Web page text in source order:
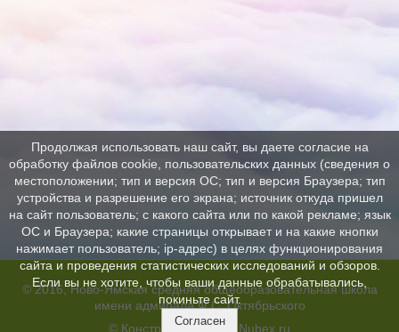
© 2016, Ново-Ямская средняя общеобразовательная школа
имени адмирала Ф.С. Октябрьского
© Конструктор сайтов Nubex.ru
Продолжая использовать наш сайт, вы даете согласие на
обработку файлов cookie, пользовательских данных (сведения о
местоположении; тип и версия ОС; тип и версия Браузера; тип
устройства и разрешение его экрана; источник откуда пришел
на сайт пользователь; с какого сайта или по какой рекламе; язык
ОС и Браузера; какие страницы открывает и на какие кнопки
нажимает пользователь; ip-адрес) в целях функционирования
сайта и проведения статистических исследований и обзоров.
Если вы не хотите, чтобы ваши данные обрабатывались,
покиньте сайт.
Согласен